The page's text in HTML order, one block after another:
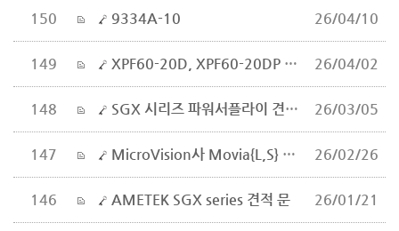
150 9334A-10 26/04/10
149 XPF60-20D, XPF60-20DP 견적 문의 26/04/02
148 SGX 시리즈 파워서플라이 견적 요청 26/03/05
147 MicroVision사 Movia{L,S} 제품 견적 , 구매 문의 26/02/26
146 AMETEK SGX series 견적 문 26/01/21